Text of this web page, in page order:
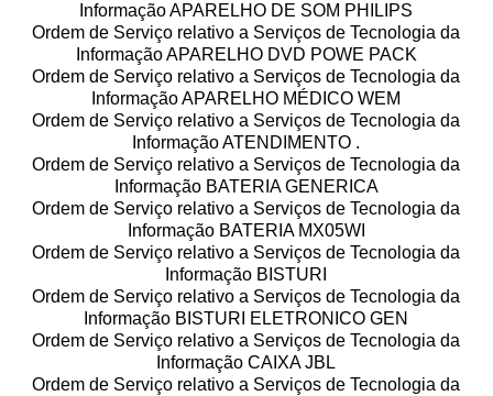
Informação APARELHO DE SOM PHILIPS
Ordem de Serviço relativo a Serviços de Tecnologia da
Informação APARELHO DVD POWE PACK
Ordem de Serviço relativo a Serviços de Tecnologia da
Informação APARELHO MÉDICO WEM
Ordem de Serviço relativo a Serviços de Tecnologia da
Informação ATENDIMENTO .
Ordem de Serviço relativo a Serviços de Tecnologia da
Informação BATERIA GENERICA
Ordem de Serviço relativo a Serviços de Tecnologia da
Informação BATERIA MX05WI
Ordem de Serviço relativo a Serviços de Tecnologia da
Informação BISTURI
Ordem de Serviço relativo a Serviços de Tecnologia da
Informação BISTURI ELETRONICO GEN
Ordem de Serviço relativo a Serviços de Tecnologia da
Informação CAIXA JBL
Ordem de Serviço relativo a Serviços de Tecnologia da